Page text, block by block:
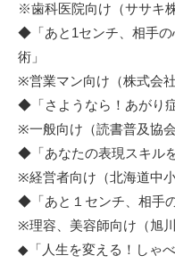
※歯科医院向け（ササキ
◆「あと1センチ、相手の
術」
※営業マン向け（株式会
◆「さようなら！あがり症
※一般向け（読書普及協会
◆「あなたの表現スキル
※経営者向け（北海道中
◆「あと１センチ、相手
※理容、美容師向け（旭
◆「人生を変える！しゃ